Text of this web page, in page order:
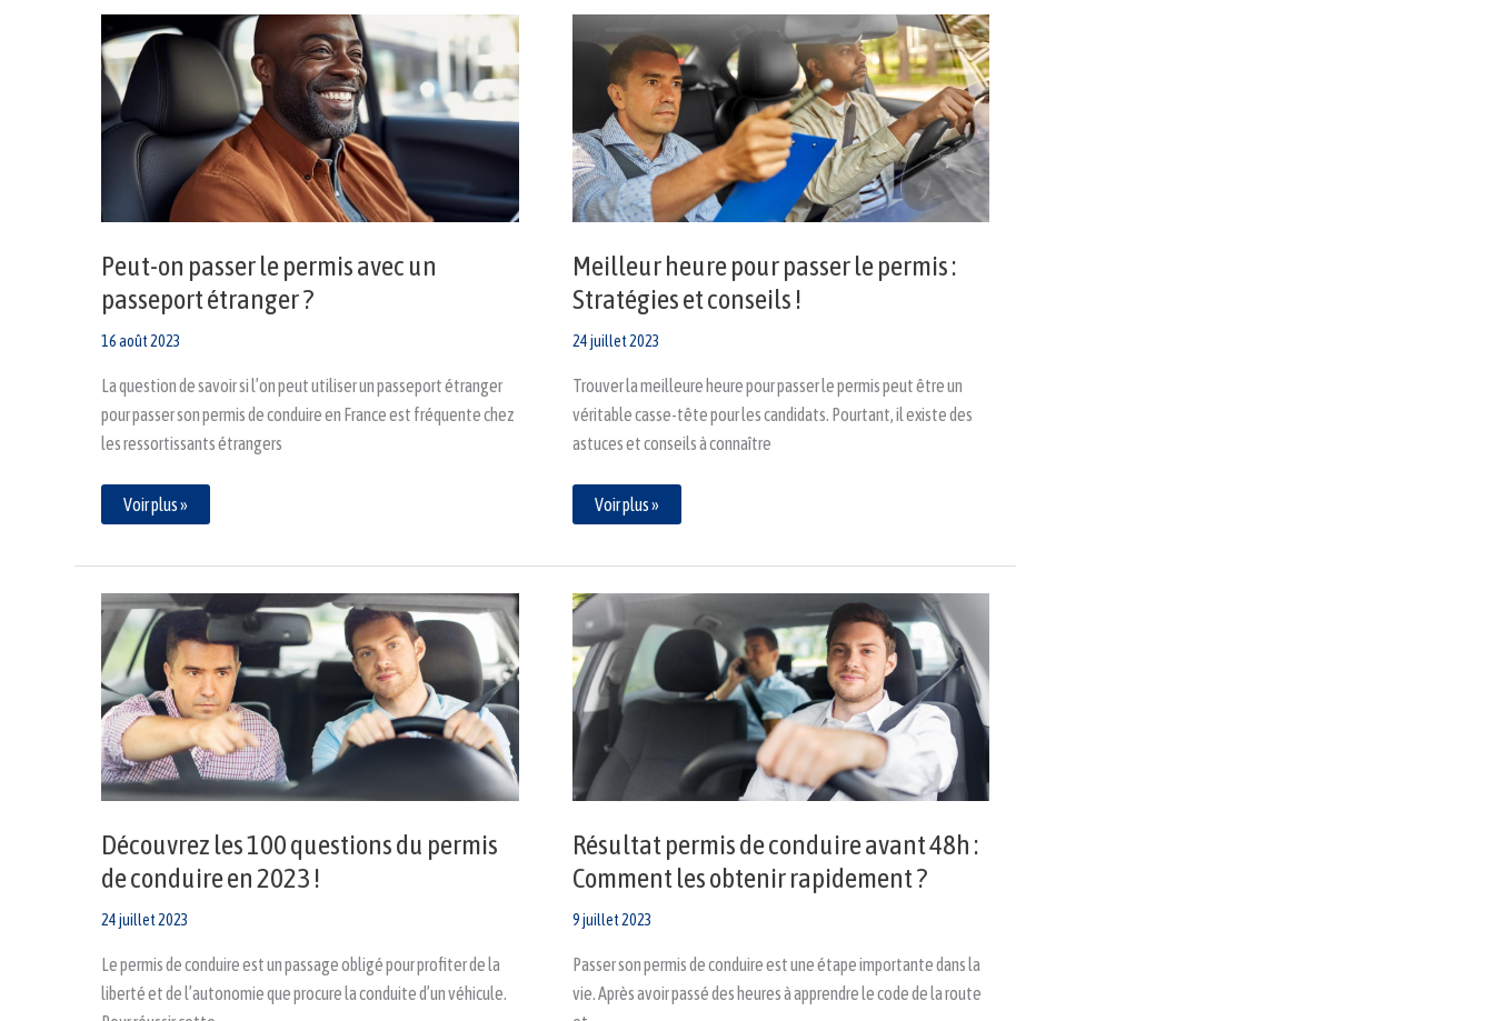
Peut-on passer le permis avec un
passeport étranger ?
16 août 2023
La question de savoir si l’on peut utiliser un passeport étranger
pour passer son permis de conduire en France est fréquente chez
les ressortissants étrangers
Peut-
on
passer
le
permis
un
passeport
étranger
Voir plus »
Meilleur heure pour passer le permis :
Stratégies et conseils !
24 juillet 2023
Trouver la meilleure heure pour passer le permis peut être un
véritable casse-tête pour les candidats. Pourtant, il existe des
astuces et conseils à connaître
heure
pour
passer
permis
:
Stratégies
et
conseils !
Voir plus »
Découvrez les 100 questions du permis
de conduire en 2023 !
24 juillet 2023
Le permis de conduire est un passage obligé pour profiter de la
liberté et de l’autonomie que procure la conduite d’un véhicule.
Découvrez
les
100
questions
du
permis
de
conduire
en
2023
!
Résultat permis de conduire avant 48h :
Comment les obtenir rapidement ?
9 juillet 2023
Passer son permis de conduire est une étape importante dans la
vie. Après avoir passé des heures à apprendre le code de la route
Résultat
permis
de
conduire
avant
48h
:
Comment
les
obtenir
rapidement